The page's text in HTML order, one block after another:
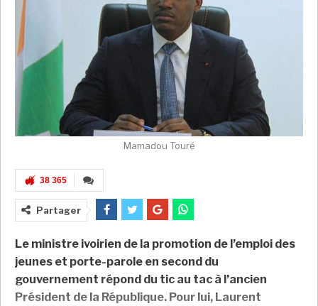
Mamadou Touré
38 365
Partager
Le ministre ivoirien de la promotion de l’emploi des
jeunes et porte-parole en second du
gouvernement répond du tic au tac à l’ancien
Président de la République. Pour lui, Laurent